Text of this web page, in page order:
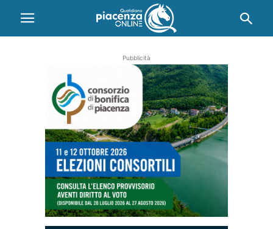
Pubblicità